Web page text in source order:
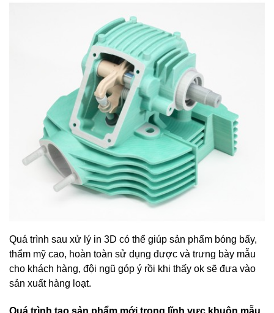
Quá trình sau xử lý in 3D có thể giúp sản phẩm bóng bẩy,
thẩm mỹ cao, hoàn toàn sử dụng được và trưng bày mẫu
cho khách hàng, đội ngũ góp ý rồi khi thấy ok sẽ đưa vào
sản xuất hàng loạt.
Quá trình tạo sản phẩm mới trong lĩnh vực khuôn mẫu